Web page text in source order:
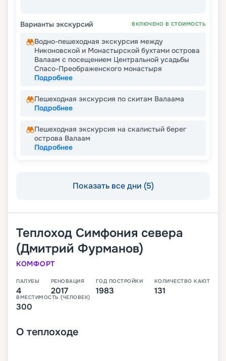
Варианты экскурсий ВКЛЮЧЕНО В СТОИМОСТЬ
Водно-пешеходная экскурсия между
Никоновской и Монастырской бухтами острова
Валаам с посещением Центральной усадьбы
Спасо-Преображенского монастыря
Подробнее
Пешеходная экскурсия по скитам Валаама
Подробнее
Пешеходная экскурсия на скалистый берег
острова Валаам
Подробнее
Показать все дни (5)
Теплоход Симфония севера
(Дмитрий Фурманов)
КОМФОРТ
ПАЛУБЫ
4
РЕНОВАЦИЯ
2017
ГОД ПОСТРОЙКИ
1983
КОЛИЧЕСТВО КАЮТ
131
ВМЕСТИМОСТЬ (ЧЕЛОВЕК)
300
О теплоходе